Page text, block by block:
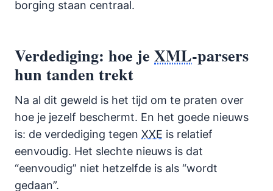
borging staan centraal.
Verdediging: hoe je XML-parsers
hun tanden trekt
Na al dit geweld is het tijd om te praten over
hoe je jezelf beschermt. En het goede nieuws
is: de verdediging tegen XXE is relatief
eenvoudig. Het slechte nieuws is dat
“eenvoudig” niet hetzelfde is als “wordt
gedaan”.